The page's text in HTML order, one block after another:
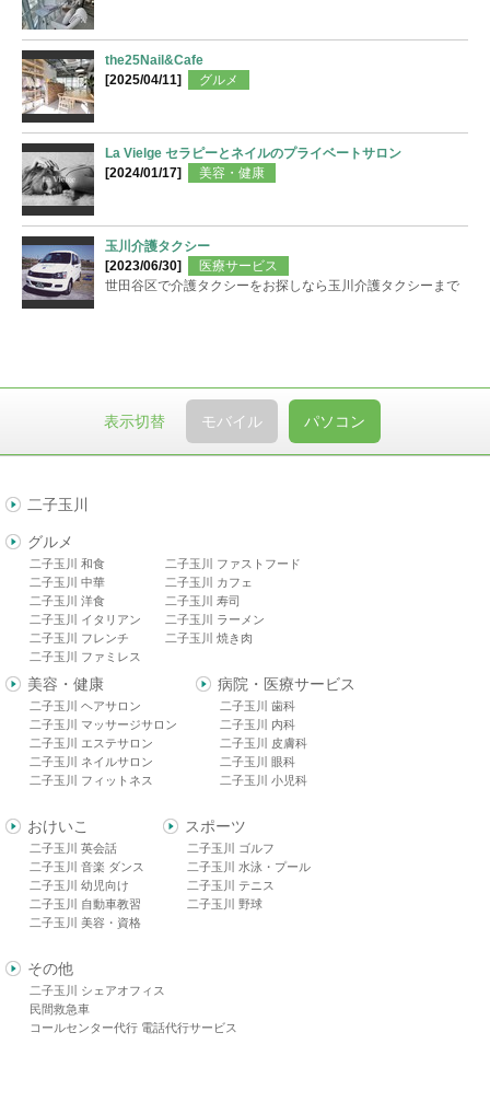
the25Nail&Cafe
[2025/04/11]
グルメ
La Vielge セラピーとネイルのプライベートサロン
[2024/01/17]
美容・健康
玉川介護タクシー
[2023/06/30]
医療サービス
世田谷区で介護タクシーをお探しなら玉川介護タクシーまで
表示切替 モバイル パソコン
二子玉川
グルメ
二子玉川 和食
二子玉川 中華
二子玉川 洋食
二子玉川 イタリアン
二子玉川 フレンチ
二子玉川 ファミレス
二子玉川 ファストフード
二子玉川 カフェ
二子玉川 寿司
二子玉川 ラーメン
二子玉川 焼き肉
美容・健康
二子玉川 ヘアサロン
二子玉川 マッサージサロン
二子玉川 エステサロン
二子玉川 ネイルサロン
二子玉川 フィットネス
病院・医療サービス
二子玉川 歯科
二子玉川 内科
二子玉川 皮膚科
二子玉川 眼科
二子玉川 小児科
おけいこ
二子玉川 英会話
二子玉川 音楽 ダンス
二子玉川 幼児向け
二子玉川 自動車教習
二子玉川 美容・資格
スポーツ
二子玉川 ゴルフ
二子玉川 水泳・プール
二子玉川 テニス
二子玉川 野球
その他
二子玉川 シェアオフィス
民間救急車
コールセンター代行 電話代行サービス